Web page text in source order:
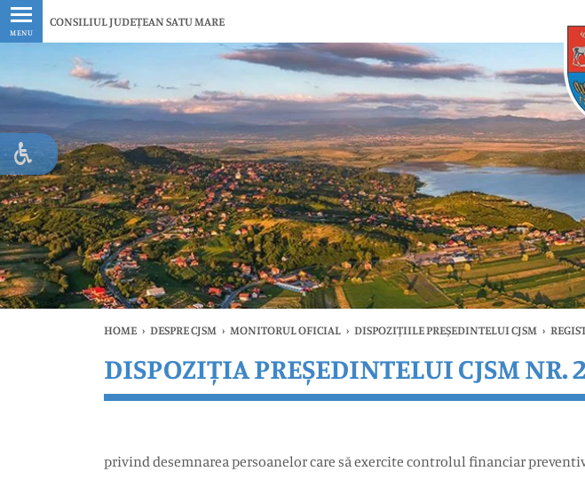
MENU
CONSILIUL JUDEȚEAN SATU MARE
HOME › DESPRE CJSM › MONITORUL OFICIAL › DISPOZIȚIILE PREȘEDINTELUI CJSM ›
DISPOZIȚIA PREȘEDINTELUI CJSM NR.
privind desemnarea persoanelor care să exercite controlul financiar